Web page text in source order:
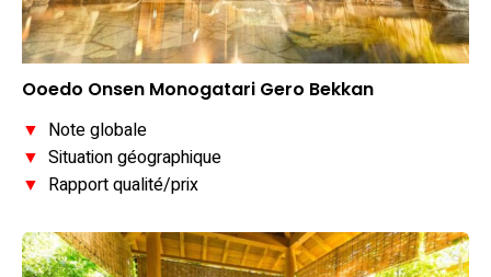
Ooedo Onsen Monogatari Gero Bekkan
▼ Note globale
▼ Situation géographique
▼ Rapport qualité/prix